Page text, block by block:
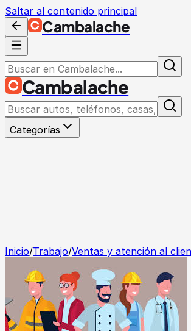
Saltar al contenido principal
Cambalache
Cambalache
Categorías
Inicio/Trabajo/Ventas y atención al